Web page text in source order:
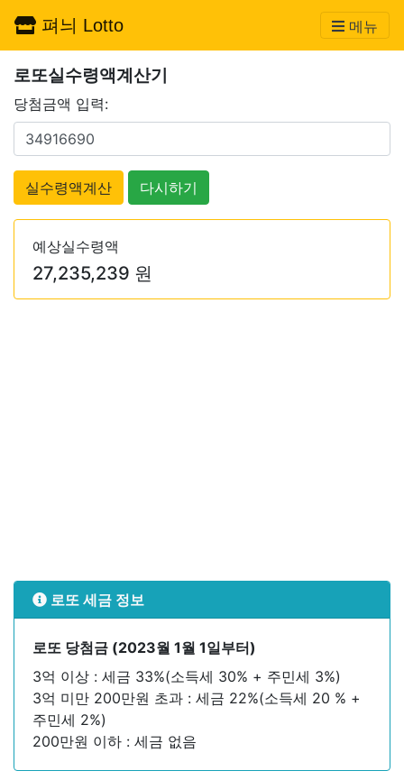
펴늬 Lotto 메뉴
로또실수령액계산기
당첨금액 입력:
실수령액계산 다시하기
예상실수령액
27,235,239 원
로또 세금 정보
로또 당첨금 (2023월 1월 1일부터)
3억 이상 : 세금 33%(소득세 30% + 주민세 3%)
3억 미만 200만원 초과 : 세금 22%(소득세 20 % +
주민세 2%)
200만원 이하 : 세금 없음